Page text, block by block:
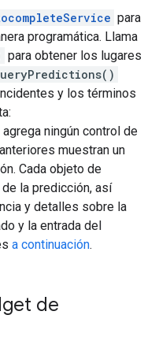
para
programática. Llama
para obtener los lugares
y los términos
agrega ningún control de
muestran un
Cada objeto de
la predicción, así
y detalles sobre la
y la entrada del
a continuación.
de